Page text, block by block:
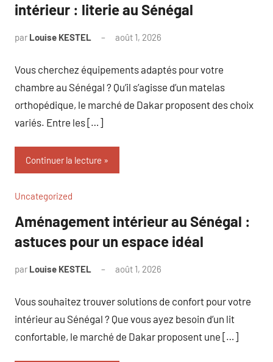
intérieur : literie au Sénégal
par Louise KESTEL août 1, 2026
Vous cherchez équipements adaptés pour votre
chambre au Sénégal ? Qu’il s’agisse d’un matelas
orthopédique, le marché de Dakar proposent des choix
variés. Entre les […]
Continuer la lecture
Uncategorized
Aménagement intérieur au Sénégal :
astuces pour un espace idéal
par Louise KESTEL août 1, 2026
Vous souhaitez trouver solutions de confort pour votre
intérieur au Sénégal ? Que vous ayez besoin d’un lit
confortable, le marché de Dakar proposent une […]